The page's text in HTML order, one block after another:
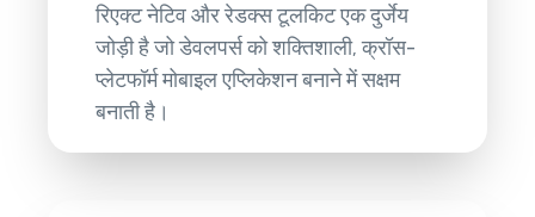
रिएक्ट नेटिव और रेडक्स टूलकिट एक दुर्जेय
जोड़ी है जो डेवलपर्स को शक्तिशाली, क्रॉस-
प्लेटफॉर्म मोबाइल एप्लिकेशन बनाने में सक्षम
बनाती है।